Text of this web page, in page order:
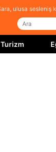
ulusa sesleniş
Turizm